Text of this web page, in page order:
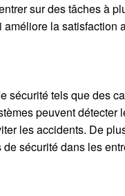
sur des tâches à
la satisfaction
tels que des
peuvent
les accidents. De
sécurité dans les